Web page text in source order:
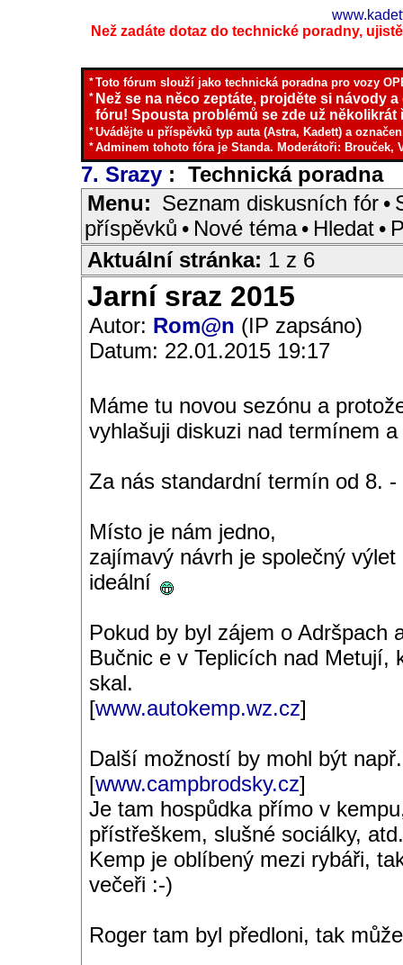
Než zadáte dotaz do technické poradny,
*Toto fórum slouží jako technická poradna pro vozy
* Než se na něco zeptáte, projděte si návody
fóru! Spousta problémů se zde už několikrát
*Uvádějte u příspěvků typ auta (Astra, Kadett) a
*Adminem tohoto fóra je Standa. Moderátoři: Brouček,
7. Srazy : Technická poradna
Menu: Seznam diskusních fór •
příspěvků • Nové téma • Hledat •
Aktuální stránka: 1 z 6
Jarní sraz 2015
Autor: Rom@n (IP zapsáno)
Datum: 22.01.2015 19:17
Máme tu novou sezónu a
vyhlašuji diskuzi nad termínem
Za nás standardní termín od 8. -
Místo je nám jedno,
zajímavý návrh je společný
ideální
Pokud by byl zájem o Adršpach
Bučnic e v Teplicích nad
skal.
[www.autokemp.wz.cz]
Další možností by mohl být
[www.campbrodsky.cz]
Je tam hospůdka přímo v
přístřeškem, slušné sociálky, atd.
Kemp je oblíbený mezi rybáři,
večeři :-)
Roger tam byl předloni, tak